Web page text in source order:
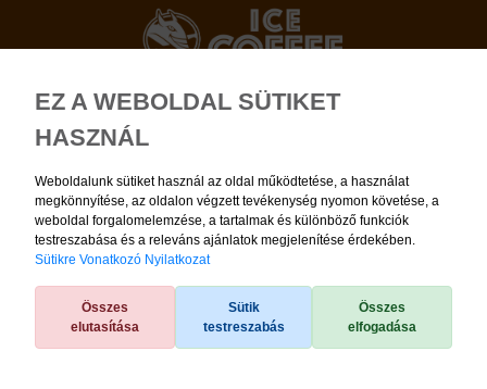
EZ A WEBOLDAL SÜTIKET
HASZNÁL
Weboldalunk sütiket használ az oldal működtetése, a használat
megkönnyítése, az oldalon végzett tevékenység nyomon követése, a
weboldal forgalomelemzése, a tartalmak és különböző funkciók
testreszabása és a releváns ajánlatok megjelenítése érdekében.
Sütikre Vonatkozó Nyilatkozat
Összes
elutasítása
Sütik
testreszabás
Összes
elfogadása
Ügyfélszolgálat
elérhetőségei:
Telefon:+36/1/7004430
Hétköznap: 8:00 – 16:00